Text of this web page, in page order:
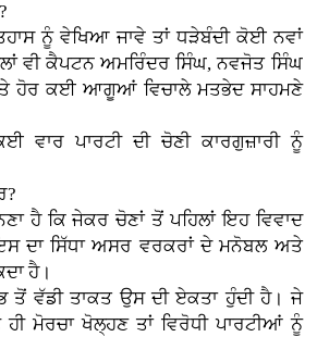
ਨੂੰ ਵੇਖਿਆ ਜਾਵੇ ਤਾਂ ਧੜੇਬੰਦੀ ਕੋਈ ਨਵਾਂ
ਵੀ ਕੈਪਟਨ ਅਮਰਿੰਦਰ ਸਿੰਘ, ਨਵਜੋਤ ਸਿੰਘ
ਹੋਰ ਕਈ ਆਗੂਆਂ ਵਿਚਾਲੇ ਮਤਭੇਦ ਸਾਹਮਣੇ
ਵਾਰ ਪਾਰਟੀ ਦੀ ਚੋਣੀ ਕਾਰਗੁਜ਼ਾਰੀ ਨੂੰ
ਹੈ ਕਿ ਜੇਕਰ ਚੋਣਾਂ ਤੋਂ ਪਹਿਲਾਂ ਇਹ ਵਿਵਾਦ
ਦਾ ਸਿੱਧਾ ਅਸਰ ਵਰਕਰਾਂ ਦੇ ਮਨੋਬਲ ਅਤੇ
ਹੈ।
ਤੋਂ ਵੱਡੀ ਤਾਕਤ ਉਸ ਦੀ ਏਕਤਾ ਹੁੰਦੀ ਹੈ। ਜੇ
ਮੋਰਚਾ ਖੋਲ੍ਹਣ ਤਾਂ ਵਿਰੋਧੀ ਪਾਰਟੀਆਂ ਨੂੰ